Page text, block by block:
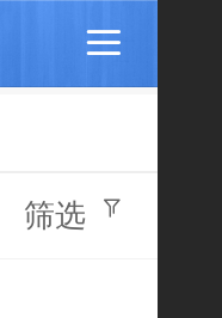
筛选